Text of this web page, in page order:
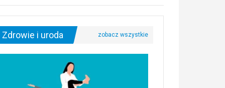
Zdrowie i uroda